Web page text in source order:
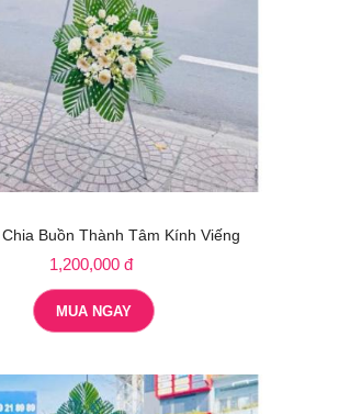
Buồn Thành Tâm Kính Viếng
1,200,000 đ
MUA NGAY